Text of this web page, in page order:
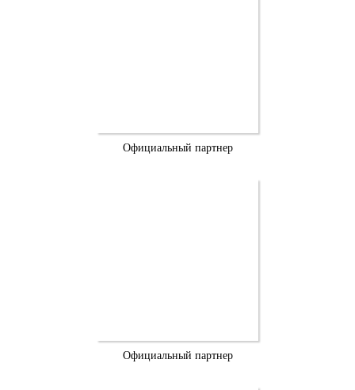
Официальный партнер
Официальный партнер